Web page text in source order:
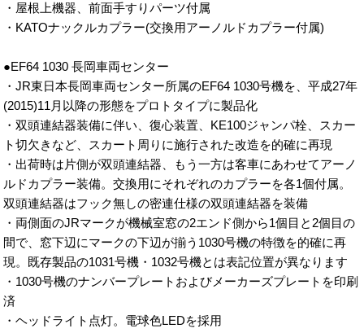
・屋根上機器、前面手すりパーツ付属
・KATOナックルカプラー(交換用アーノルドカプラー付属)
●EF64 1030 長岡車両センター
・JR東日本長岡車両センター所属のEF64 1030号機を、平成27年
(2015)11月以降の形態をプロトタイプに製品化
・双頭連結器装備に伴い、復心装置、KE100ジャンパ栓、スカー
ト切欠きなど、スカート周りに施行された改造を的確に再現
・出荷時は片側が双頭連結器、もう一方は客車にあわせてアーノ
ルドカプラー装備。交換用にそれぞれのカプラーを各1個付属。
双頭連結器はフック無しの密連仕様の双頭連結器を装備
・両側面のJRマークが機械室窓の2エンド側から1個目と2個目の
間で、窓下辺にマークの下辺が揃う1030号機の特徴を的確に再
現。既存製品の1031号機・1032号機とは表記位置が異なります
・1030号機のナンバープレートおよびメーカーズプレートを印刷
済
・ヘッドライト点灯。電球色LEDを採用